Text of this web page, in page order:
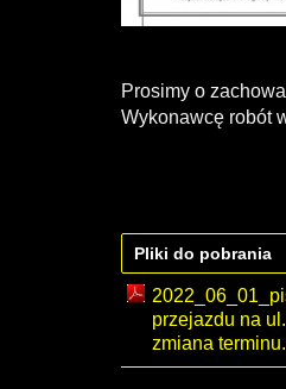
Prosimy o
Wykonawcę robót
Pliki do pobrania
przejazdu na
zmiana